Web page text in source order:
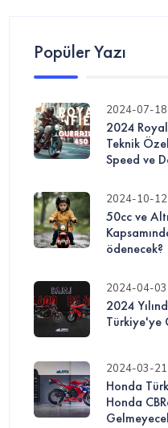
Popüler Yazı
2024-07-18
2024
Teknik
Speed ve
2024-10-12
50cc ve
ödenecek?
2024-04-03
2024
Türkiye'ye
2024-03-21
Honda
Honda